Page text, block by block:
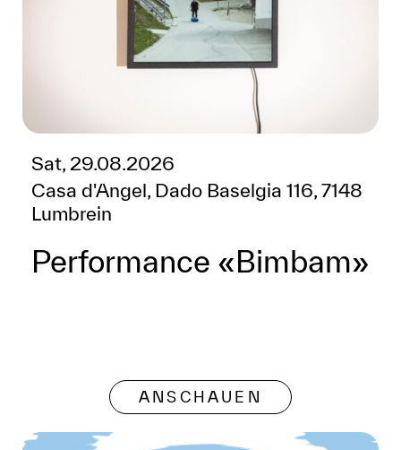
Sat, 29.08.2026
Casa d'Angel, Dado Baselgia 116, 7148
Lumbrein
Performance «Bimbam»
ANSCHAUEN